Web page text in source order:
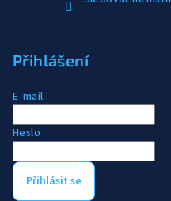
Přihlášení
E-mail
Heslo
Přihlásit se